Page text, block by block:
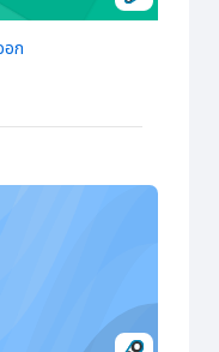
ก
Administration Academic